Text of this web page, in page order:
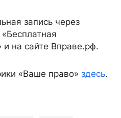
запись через
на сайте Вправе.рф.
«Ваше право» здесь.